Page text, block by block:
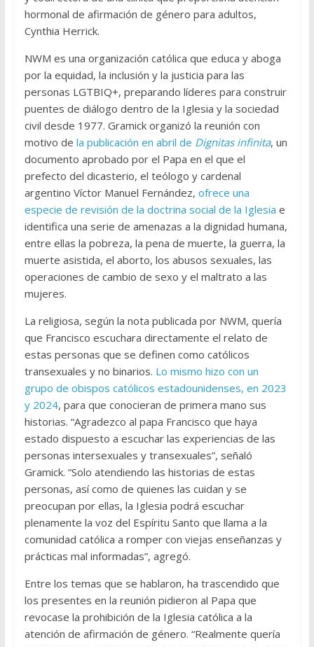
hormonal de afirmación de género para adultos,
Cynthia Herrick.
NWM es una organización católica que educa y aboga
por la equidad, la inclusión y la justicia para las
personas LGTBIQ+, preparando líderes para construir
puentes de diálogo dentro de la Iglesia y la sociedad
civil desde 1977. Gramick organizó la reunión con
motivo de la publicación en abril de Dignitas infinita, un
documento aprobado por el Papa en el que el
prefecto del dicasterio, el teólogo y cardenal
argentino Víctor Manuel Fernández, ofrece una
especie de revisión de la doctrina social de la Iglesia e
identifica una serie de amenazas a la dignidad humana,
entre ellas la pobreza, la pena de muerte, la guerra, la
muerte asistida, el aborto, los abusos sexuales, las
operaciones de cambio de sexo y el maltrato a las
mujeres.
La religiosa, según la nota publicada por NWM, quería
que Francisco escuchara directamente el relato de
estas personas que se definen como católicos
transexuales y no binarios. Lo mismo hizo con un
grupo de obispos católicos estadounidenses, en 2023
y 2024, para que conocieran de primera mano sus
historias. “Agradezco al papa Francisco que haya
estado dispuesto a escuchar las experiencias de las
personas intersexuales y transexuales”, señaló
Gramick. “Solo atendiendo las historias de estas
personas, así como de quienes las cuidan y se
preocupan por ellas, la Iglesia podrá escuchar
plenamente la voz del Espíritu Santo que llama a la
comunidad católica a romper con viejas enseñanzas y
prácticas mal informadas”, agregó.
Entre los temas que se hablaron, ha trascendido que
los presentes en la reunión pidieron al Papa que
revocase la prohibición de la Iglesia católica a la
atención de afirmación de género. “Realmente quería